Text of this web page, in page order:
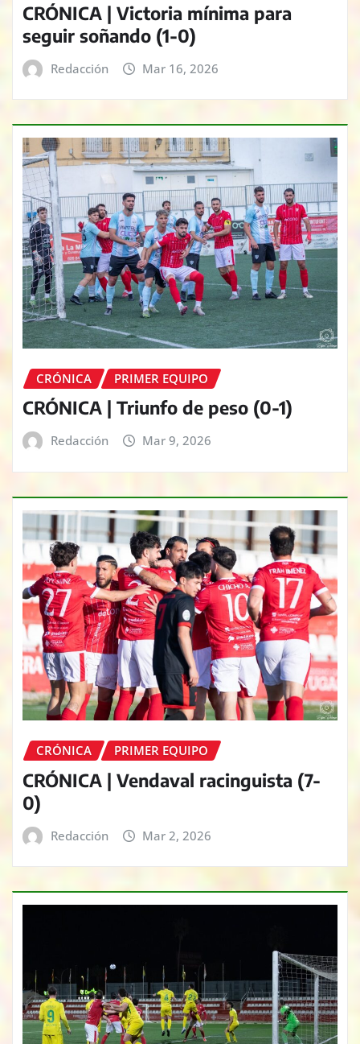
CRÓNICA | Victoria mínima para
seguir soñando (1-0)
Redacción Mar 16, 2026
CRÓNICA PRIMER EQUIPO
CRÓNICA | Triunfo de peso (0-1)
Redacción Mar 9, 2026
CRÓNICA PRIMER EQUIPO
CRÓNICA | Vendaval racinguista (7-
0)
Redacción Mar 2, 2026